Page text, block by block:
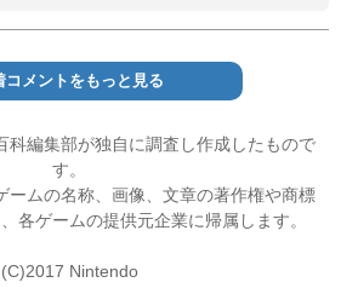
コメントをもっと見る
科編集部が独自に調査し作成したもので
す。
ームの名称、画像、文章の著作権や商標
各ゲームの提供元企業に帰属します。
(C)2017 Nintendo